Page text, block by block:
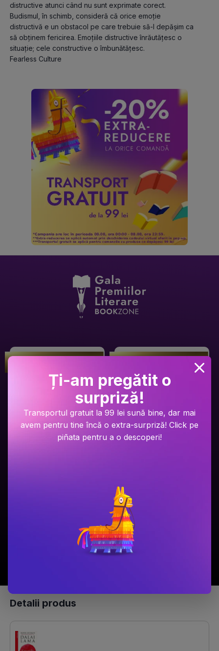
distructive atunci când nu sunt exprimate corect.
Budismul, în schimb, consideră că orice emoție
distructivă e un obstacol pe care trebuie să-l depășim ca
să obținem fericirea. Emoțiile distructive înrăutățesc o
situație; cele constructive o îmbunătățesc.
Fearless Culture
Detalii produs
Ți-am pregătit o
surpriză!
Transportul gratuit la 99 lei sună bine, dar mai
avem pentru tine încă o extra-surpriză! Click pe
piñata pentru a o descoperi!